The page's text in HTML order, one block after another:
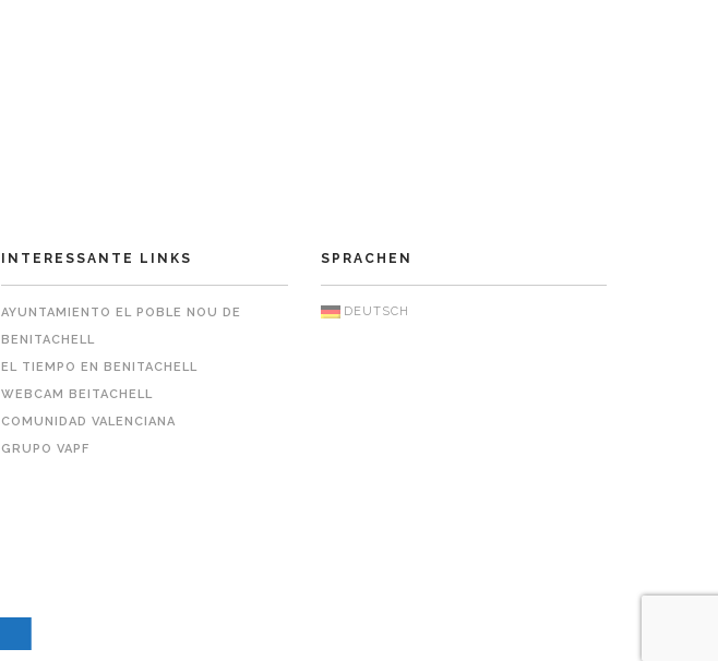
INTERESSANTE LINKS
AYUNTAMIENTO EL POBLE NOU DE
BENITACHELL
EL TIEMPO EN BENITACHELL
WEBCAM BEITACHELL
COMUNIDAD VALENCIANA
GRUPO VAPF
SPRACHEN
DEUTSCH